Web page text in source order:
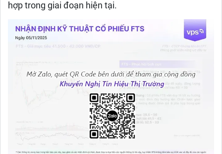
hợp trong giai đoạn hiện tại.